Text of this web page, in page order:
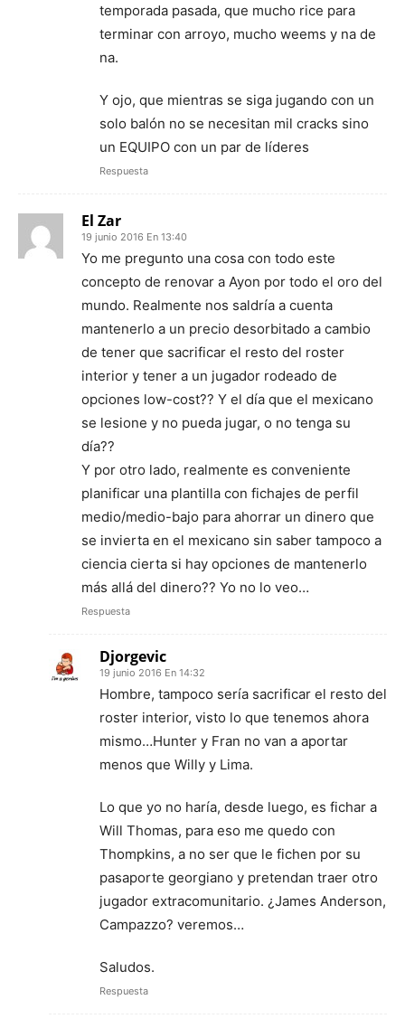
temporada pasada, que mucho rice para
terminar con arroyo, mucho weems y na de
na.
Y ojo, que mientras se siga jugando con un
solo balón no se necesitan mil cracks sino
un EQUIPO con un par de líderes
Respuesta
El Zar
19 junio 2016 En 13:40
Yo me pregunto una cosa con todo este
concepto de renovar a Ayon por todo el oro del
mundo. Realmente nos saldría a cuenta
mantenerlo a un precio desorbitado a cambio
de tener que sacrificar el resto del roster
interior y tener a un jugador rodeado de
opciones low-cost?? Y el día que el mexicano
se lesione y no pueda jugar, o no tenga su
día??
Y por otro lado, realmente es conveniente
planificar una plantilla con fichajes de perfil
medio/medio-bajo para ahorrar un dinero que
se invierta en el mexicano sin saber tampoco a
ciencia cierta si hay opciones de mantenerlo
más allá del dinero?? Yo no lo veo…
Respuesta
Djorgevic
19 junio 2016 En 14:32
Hombre, tampoco sería sacrificar el resto del
roster interior, visto lo que tenemos ahora
mismo…Hunter y Fran no van a aportar
menos que Willy y Lima.
Lo que yo no haría, desde luego, es fichar a
Will Thomas, para eso me quedo con
Thompkins, a no ser que le fichen por su
pasaporte georgiano y pretendan traer otro
jugador extracomunitario. ¿James Anderson,
Campazzo? veremos…
Saludos.
Respuesta